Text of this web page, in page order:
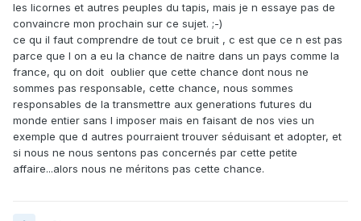
les licornes et autres peuples du tapis, mais je n essaye pas de
convaincre mon prochain sur ce sujet. ;-)
ce qu il faut comprendre de tout ce bruit , c est que ce n est pas
parce que l on a eu la chance de naitre dans un pays comme la
france, qu on doit oublier que cette chance dont nous ne
sommes pas responsable, cette chance, nous sommes
responsables de la transmettre aux generations futures du
monde entier sans l imposer mais en faisant de nos vies un
exemple que d autres pourraient trouver séduisant et adopter, et
si nous ne nous sentons pas concernés par cette petite
affaire...alors nous ne méritons pas cette chance.